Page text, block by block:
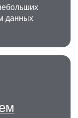
данных